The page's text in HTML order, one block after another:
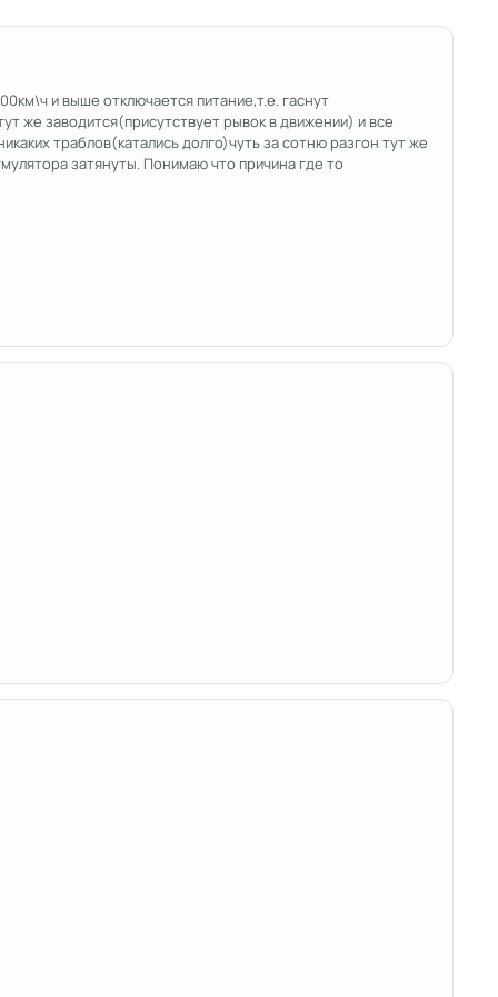
и выше отключается питание,т.е. гаснут
же заводится(присутствует рывок в движении) и все
траблов(катались долго)чуть за сотню разгон тут же
затянуты. Понимаю что причина где то